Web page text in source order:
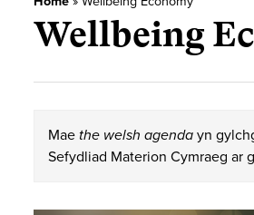
Wellbeing
Mae the welsh agenda yn
Sefydliad Materion Cymraeg ar